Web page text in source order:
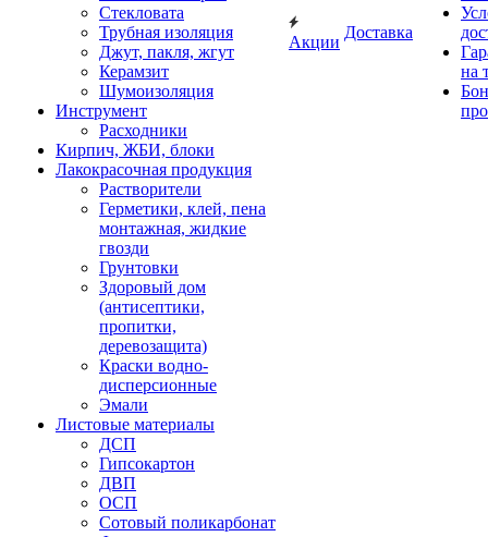
Стекловата
Трубная изоляция
Джут, пакля, жгут
Керамзит
Шумоизоляция
Инструмент
Расходники
Кирпич, ЖБИ, блоки
Лакокрасочная продукция
Растворители
Герметики, клей, пена
монтажная, жидкие
гвозди
Грунтовки
Здоровый дом
(антисептики,
пропитки,
деревозащита)
Краски водно-
дисперсионные
Эмали
Листовые материалы
ДСП
Гипсокартон
ДВП
ОСП
Сотовый поликарбонат
Акции
Доставка
на